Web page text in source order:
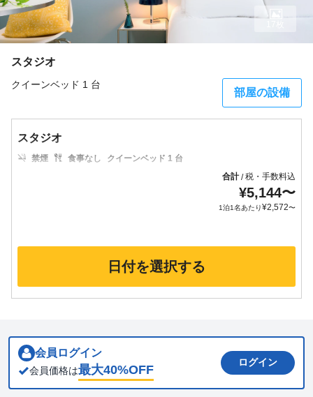
スタジオ
クイーンベッド 1 台
部屋の設備
スタジオ
禁煙 食事なし
クイーンベッド 1 台
合計/税・手数料込
¥5,144〜
1泊1名あたり¥2,572〜
日付を選択する
会員ログイン
会員価格は最大40%OFF
ログイン